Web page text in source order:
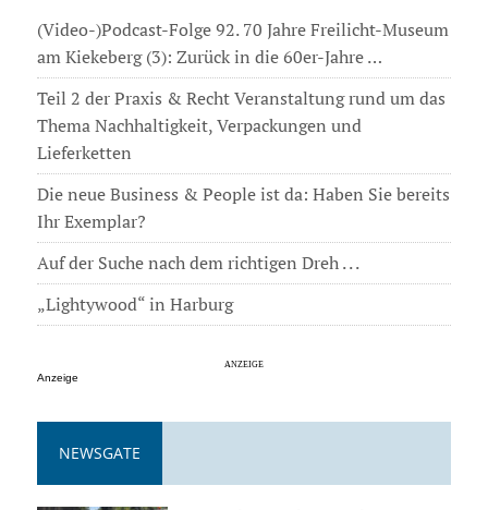
(Video-)Podcast-Folge 92. 70 Jahre Freilicht-Museum
am Kiekeberg (3): Zurück in die 60er-Jahre …
Teil 2 der Praxis & Recht Veranstaltung rund um das
Thema Nachhaltigkeit, Verpackungen und
Lieferketten
Die neue Business & People ist da: Haben Sie bereits
Ihr Exemplar?
Auf der Suche nach dem richtigen Dreh . . .
„Lightywood“ in Harburg
Anzeige
NEWSGATE